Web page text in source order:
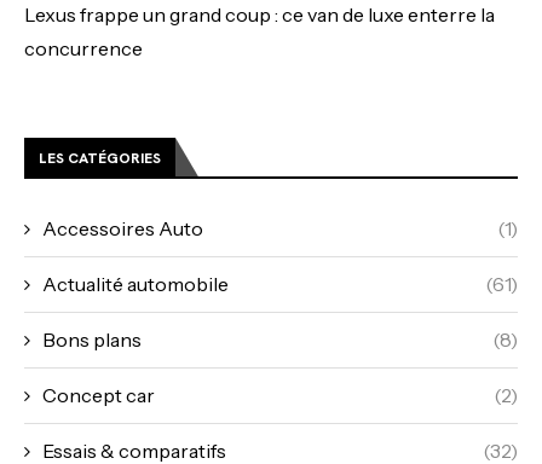
Lexus frappe un grand coup : ce van de luxe enterre la
concurrence
LES CATÉGORIES
Accessoires Auto (1)
Actualité automobile (61)
Bons plans (8)
Concept car (2)
Essais & comparatifs (32)